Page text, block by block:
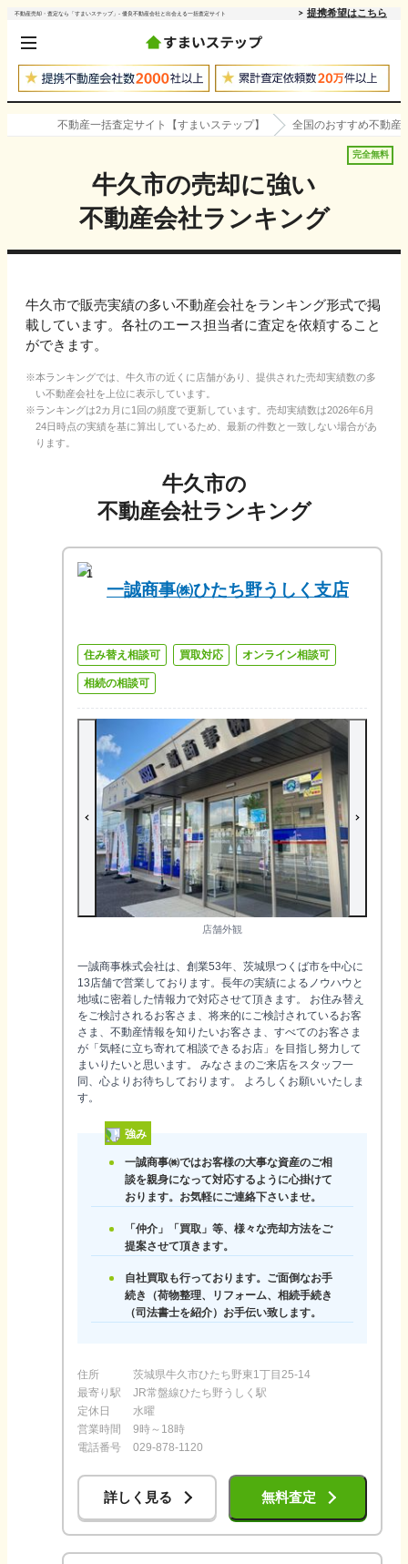
不動産売却・査定なら「すまいステップ」- 優良不動産会社と出会える一括査定サイト 提携希望はこちら
不動産一括査定サイト【すまいステップ】 全国のおすすめ不動産
完全無料
牛久市の売却に強い
不動産会社ランキング
牛久市で販売実績の多い不動産会社をランキング形式で掲
載しています。各社のエース担当者に査定を依頼すること
ができます。
本ランキングでは、 牛久市の近くに店舗があり、提供された売却実績数の多
い不動産会社を上位に表示しています。
ランキングは2カ月に1回の頻度で更新しています。売却実績数は2026年6月
24日時点の実績を基に算出しているため、最新の件数と一致しない場合があ
ります。
牛久市の
不動産会社ランキング
1
一誠商事㈱ひたち野うしく支店
住み替え相談可 買取対応 オンライン相談可
相続の相談可
店舗外観
一誠商事株式会社は、創業53年、茨城県つくば市を中心に
13店舗で営業しております。長年の実績によるノウハウと
地域に密着した情報力で対応させて頂きます。 お住み替え
をご検討されるお客さま、将来的にご検討されているお客
さま、不動産情報を知りたいお客さま、すべてのお客さま
が「気軽に立ち寄れて相談できるお店」を目指し努力して
まいりたいと思います。 みなさまのご来店をスタッフ一
同、心よりお待ちしております。 よろしくお願いいたしま
す。
強み
一誠商事㈱ではお客様の大事な資産のご相
談を親身になって対応するように心掛けて
おります。お気軽にご連絡下さいませ。
「仲介」「買取」等、様々な売却方法をご
提案させて頂きます。
自社買取も行っております。ご面倒なお手
続き（荷物整理、リフォーム、相続手続き
（司法書士を紹介）お手伝い致します。
住所
茨城県牛久市ひたち野東1丁目25-14
最寄り駅
JR常盤線ひたち野うしく駅
定休日
水曜
営業時間
9時～18時
電話番号
029-878-1120
詳しく見る 無料査定